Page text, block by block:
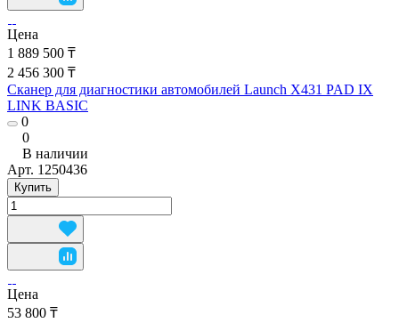
Цена
1 889 500 ₸
2 456 300 ₸
Сканер для диагностики автомобилей Launch X431 PAD IX
LINK BASIC
0
0
В наличии
Арт. 1250436
Купить
Цена
53 800 ₸